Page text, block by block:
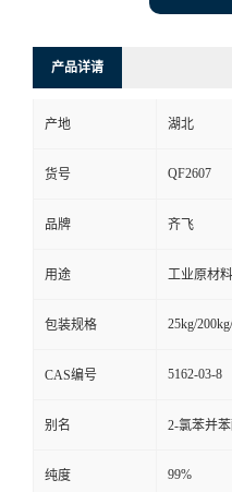
产品详请
产地 湖北
货号 QF2607
品牌 齐飞
用途 工业原材
包装规格 25kg/
CAS编号 5162-03-8
别名 2-氯苯并
纯度 99%